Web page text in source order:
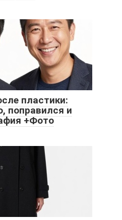
пластики:
поправился и
+Фото